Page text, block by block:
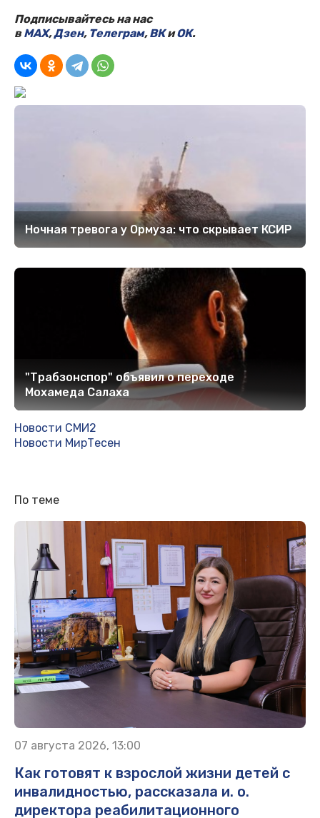
Подписывайтесь на нас
вMAX,Дзен, Телеграм,ВКиОК.
Ночная тревога у Ормуза: что скрывает КСИР
"Трабзонспор" объявил о переходе
Мохамеда Салаха
Новости СМИ2
Новости МирТесен
По теме
07 августа 2026, 13:00
Как готовят к взрослой жизни детей с
инвалидностью, рассказала и. о.
директора реабилитационного